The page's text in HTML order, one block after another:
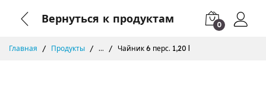
Вернуться к продуктам 0
Главная Продукты ... Чайник 6 перс. 1,20 l